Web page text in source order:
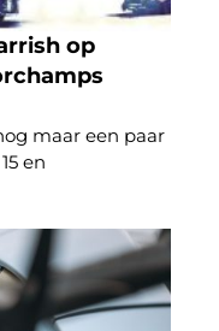
op
maar een paar
en